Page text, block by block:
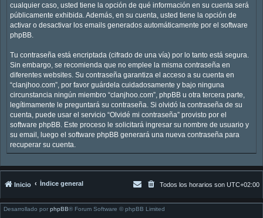
cualquier caso, usted tiene la opción de qué información en su cuenta será
públicamente exhibida. Además, en su cuenta, usted tiene la opción de
activar o desactivar los emails generados automáticamente por el software
phpBB.
Tu contraseña está encriptada (cifrado de una vía) por lo tanto está segura.
Sin embargo, se recomienda que no emplee la misma contraseña en
diferentes websites. Su contraseña garantiza el acceso a su cuenta en
“clanjhoo.com”, por favor guárdela cuidadosamente y bajo ninguna
circunstancia ningún miembro “clanjhoo.com”, phpBB u otra tercera parte,
legítimamente le preguntará su contraseña. Si olvidó la contraseña de su
cuenta, puede usar el servicio “Olvidé mi contraseña” provisto por el
software phpBB. Este proceso le solicitará ingresar su nombre de usuario y
su email, luego el software phpBB generará una nueva contraseña para
recuperar su cuenta.
Inicio Índice general Todos los horarios son UTC+02:00
Desarrollado por phpBB® Forum Software © phpBB Limited